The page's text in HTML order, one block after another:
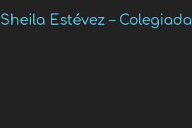
Sheila Estévez – Colegiada